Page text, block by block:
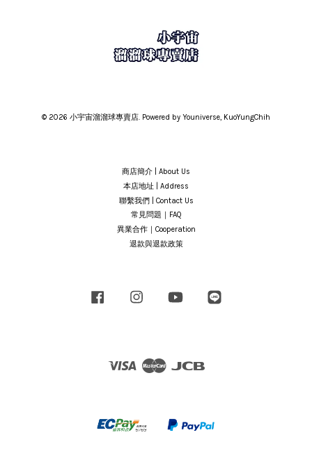
© 2026 小宇宙溜溜球專賣店. Powered by Youniverse, KuoYungChih
商店簡介 | About Us
本店地址 | Address
聯繫我們 | Contact Us
常見問題｜FAQ
異業合作｜Cooperation
退款與退款政策
Facebook Instagram YouTube
Visa Master